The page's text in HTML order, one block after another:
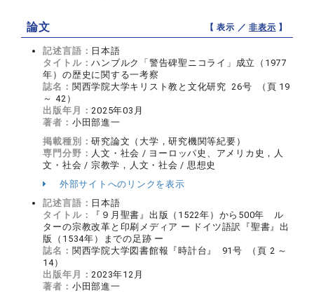
論文 【 表示 ／非表示 】
記述言語： 日本語
タイトル：ハンブルク「警告碑聖ニコライ」成立（1977
年）の歴史に関する一考察
誌名： 関西学院大学キリスト教と文化研究 26号 （頁 19
～ 42）
出版年月：2025年03月
著者： 小田部進一
掲載種別：研究論文（大学，研究機関等紀要）
専門分野： 人文・社会 / ヨーロッパ史、アメリカ史，人
文・社会 / 宗教学，人文・社会 / 思想史
外部サイトへのリンクを表示
記述言語： 日本語
タイトル：
『９月聖書』出版（1522年）から500年 ル
ターの宗教改革と印刷メディア ー ドイツ語訳『聖書』出
版（1534年）までの足跡 ー
誌名： 関西学院大学図書館報『時計台』 91号 （頁 2 ～
14）
出版年月：2023年12月
著者： 小田部進一